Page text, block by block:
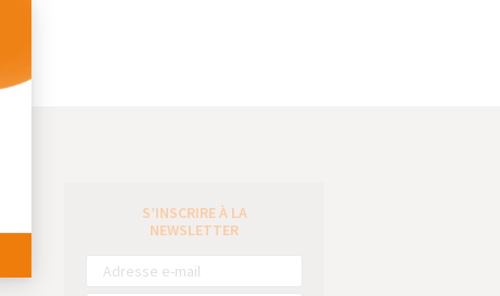
S’INSCRIRE À LA
NEWSLETTER
vos Options